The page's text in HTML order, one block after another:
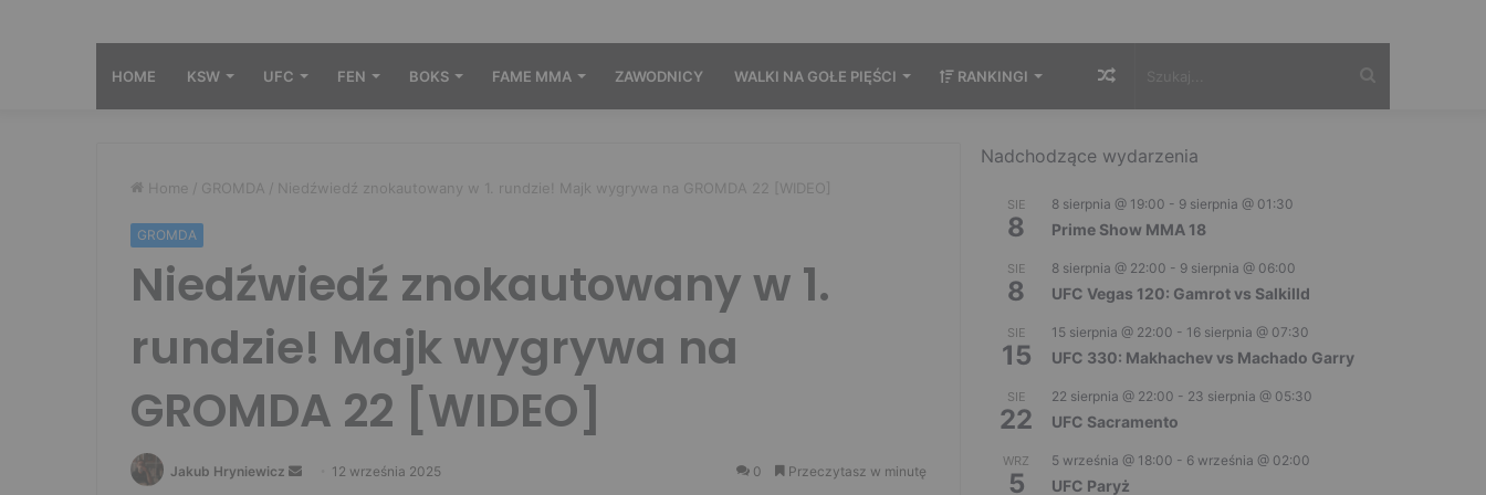
HOME KSW UFC FEN BOKS FAME MMA ZAWODNICY WALKI NA GOŁE PIĘŚCI RANKINGI Losowy
Home / GROMDA / Niedźwiedź znokautowany w 1. rundzie! Majk wygrywa na GROMDA 22 [WIDEO]
GROMDA
Niedźwiedź znokautowany w 1.
rundzie! Majk wygrywa na
GROMDA 22 [WIDEO]
Jakub Hryniewicz
Send 12 września 2025 0 Przeczytasz w minutę
Nadchodzące wydarzenia
SIE
8
8 sierpnia @ 19:00 - 9 sierpnia @ 01:30
Prime Show MMA 18
SIE
8
8 sierpnia @ 22:00 - 9 sierpnia @ 06:00
UFC Vegas 120: Gamrot vs Salkilld
SIE
15
15 sierpnia @ 22:00 - 16 sierpnia @ 07:30
UFC 330: Makhachev vs Machado Garry
SIE
22
22 sierpnia @ 22:00 - 23 sierpnia @ 05:30
UFC Sacramento
WRZ
5
5 września @ 18:00 - 6 września @ 02:00
UFC Paryż